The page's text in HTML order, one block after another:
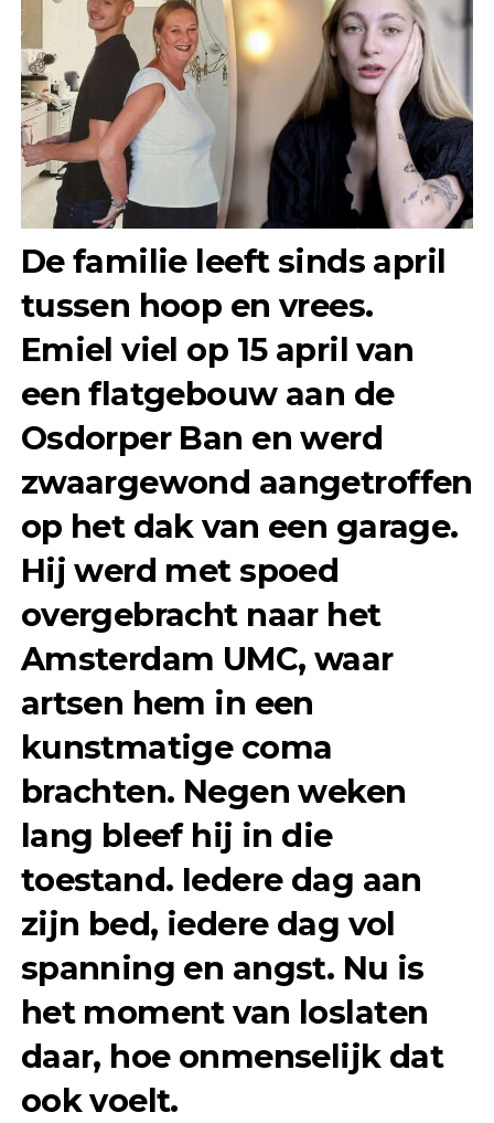
De familie leeft sinds april
tussen hoop en vrees.
Emiel viel op 15 april van
een flatgebouw aan de
Osdorper Ban en werd
zwaargewond aangetroffen
op het dak van een garage.
Hij werd met spoed
overgebracht naar het
Amsterdam UMC, waar
artsen hem in een
kunstmatige coma
brachten. Negen weken
lang bleef hij in die
toestand. Iedere dag aan
zijn bed, iedere dag vol
spanning en angst. Nu is
het moment van loslaten
daar, hoe onmenselijk dat
ook voelt.